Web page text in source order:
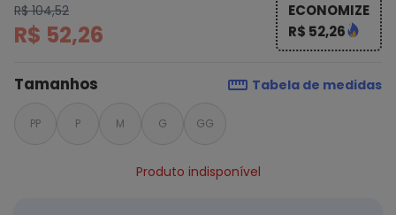
R$ 104,52
R$ 52,26
ECONOMIZE
R$ 52,26
Tamanhos Tabela de medidas
PP P M G GG
Produto indisponível